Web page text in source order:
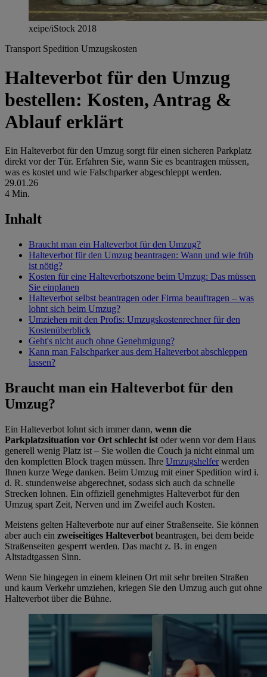
xeipe/iStock 2018
Transport Spedition Umzugskosten
Halteverbot für den Umzug
bestellen: Kosten, Antrag &
Ablauf erklärt
Ein Halteverbot für den Umzug sorgt für einen sicheren Parkplatz
direkt vor der Tür. Erfahren Sie, wann Sie es beantragen müssen,
was es kostet und wie Falschparker abgeschleppt werden.
29.01.26
4 Min.
Inhalt
Braucht man ein Halteverbot für den Umzug?
Halteverbot für den Umzug beantragen: Wann und wie früh
ist nötig?
Kosten für eine Halteverbotszone beim Umzug: Das müssen
Sie einplanen
Halteverbot selbst beantragen oder Firma beauftragen – was
lohnt sich beim Umzug?
Umziehen mit den Profis: Umzugskostenrechner für den
Kostenüberblick
Geht's nicht auch ohne Genehmigung?
Kann man Falschparker aus dem Halteverbot abschleppen
lassen?
Braucht man ein Halteverbot für den
Umzug?
Ein Halteverbot lohnt sich immer dann, wenn die
Parkplatzsituation vor Ort schlecht ist oder wenn vor dem Haus
generell wenig Platz ist – Sie wollen die Couch ja nicht einmal um
den kompletten Block tragen müssen. Ihre Umzugshelferwerden
Ihnen kurze Wege danken. Beim Umzug mit einer Spedition wird i.
d. R. stundenweise abgerechnet, sodass sich auch da schnelle
Strecken lohnen. Ein offiziell genehmigtes Halteverbot für den
Umzug spart Zeit, Nerven und im Zweifel auch Kosten.
Meistens gelten Halteverbote nur auf einer Straßenseite. Sie können
aber auch ein zweiseitiges Halteverbot beantragen, bei dem beide
Straßenseiten gesperrt werden. Das macht z. B. in engen
Altstadtgassen Sinn.
Wenn Sie hingegen in einem kleinen Ort mit sehr breiten Straßen
und kaum Verkehr umziehen, kriegen Sie den Umzug auch gut ohne
Halteverbot über die Bühne.